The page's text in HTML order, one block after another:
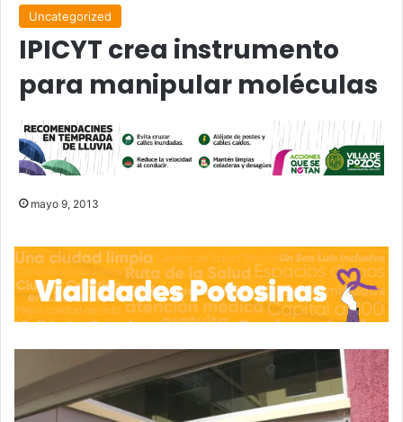
Uncategorized
IPICYT crea instrumento
para manipular moléculas
mayo 9, 2013